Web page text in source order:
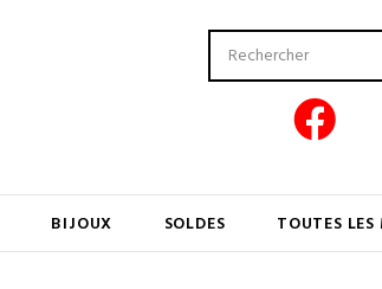
BIJOUX SOLDES TOUTES LES